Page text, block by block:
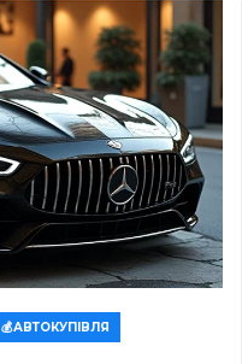
💰АВТОКУПІВЛЯ